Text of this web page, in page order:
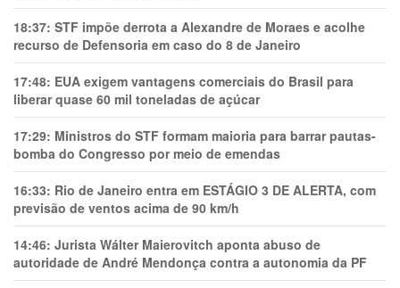
18:37: STF impõe derrota a Alexandre de Moraes e acolhe
recurso de Defensoria em caso do 8 de Janeiro
17:48: EUA exigem vantagens comerciais do Brasil para
liberar quase 60 mil toneladas de açúcar
17:29: Ministros do STF formam maioria para barrar pautas-
bomba do Congresso por meio de emendas
16:33: Rio de Janeiro entra em ESTÁGIO 3 DE ALERTA, com
previsão de ventos acima de 90 km/h
14:46: Jurista Wálter Maierovitch aponta abuso de
autoridade de André Mendonça contra a autonomia da PF